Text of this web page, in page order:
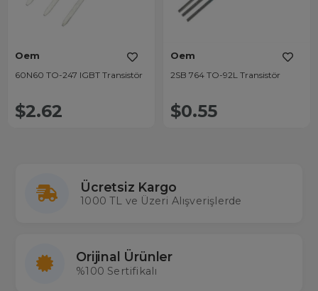
Oem
60N60 TO-247 IGBT Transistör
$2.62
Oem
2SB 764 TO-92L Transistör
$0.55
Ücretsiz Kargo
1000 TL ve Üzeri Alışverişlerde
Orijinal Ürünler
%100 Sertifikalı